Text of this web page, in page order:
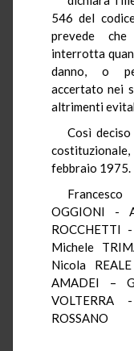
546 del
prevede
interrotta
danno, o
accertato nei
altrimenti
Così
febbraio 1975.
OGGIONI -
ROCCHETTI
Michele
Nicola
AMADEI –
ROSSANO